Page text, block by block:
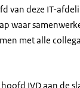
van deze IT-
waar
met alle
IVD aan de